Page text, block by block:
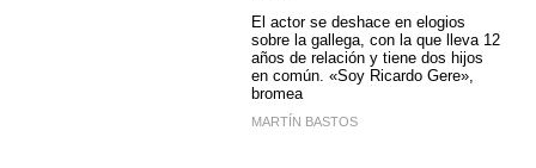
El actor se deshace en elogios
sobre la gallega, con la que lleva 12
años de relación y tiene dos hijos
en común. «Soy Ricardo Gere»,
bromea
MARTÍN BASTOS